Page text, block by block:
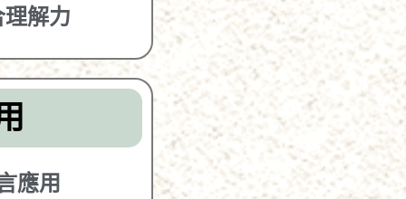
解力
應用